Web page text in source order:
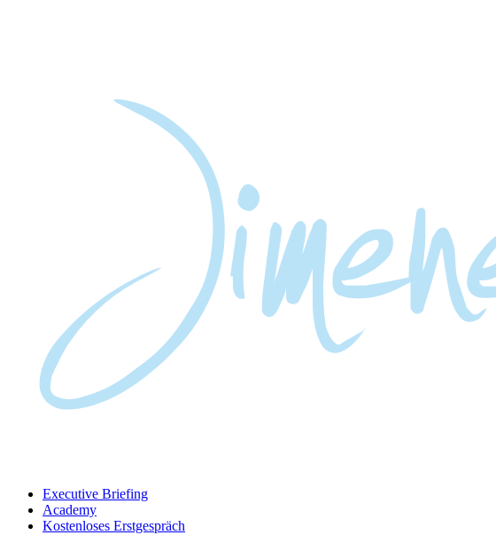
Executive Briefing
Academy
Kostenloses Erstgespräch